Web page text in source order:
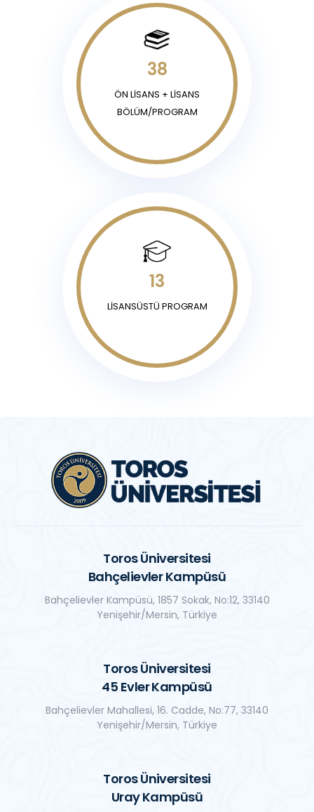
38
ÖN LİSANS + LİSANS
BÖLÜM/PROGRAM
13
LİSANSÜSTÜ PROGRAM
Toros Üniversitesi
Bahçelievler Kampüsü
Bahçelievler Kampüsü, 1857 Sokak, No:12, 33140
Yenişehir/Mersin, Türkiye
Toros Üniversitesi
45 Evler Kampüsü
Bahçelievler Mahallesi, 16. Cadde, No:77, 33140
Yenişehir/Mersin, Türkiye
Toros Üniversitesi
Uray Kampüsü